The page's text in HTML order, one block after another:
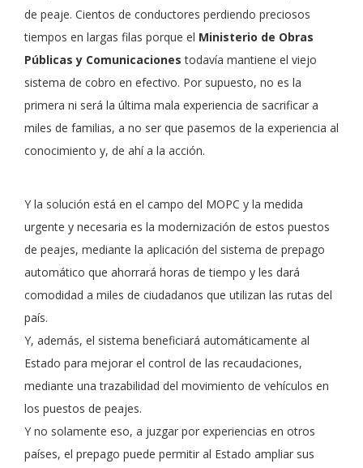
de peaje. Cientos de conductores perdiendo preciosos
tiempos en largas filas porque el Ministerio de Obras
Públicas y Comunicaciones todavía mantiene el viejo
sistema de cobro en efectivo. Por supuesto, no es la
primera ni será la última mala experiencia de sacrificar a
miles de familias, a no ser que pasemos de la experiencia al
conocimiento y, de ahí a la acción.
Y la solución está en el campo del MOPC y la medida
urgente y necesaria es la modernización de estos puestos
de peajes, mediante la aplicación del sistema de prepago
automático que ahorrará horas de tiempo y les dará
comodidad a miles de ciudadanos que utilizan las rutas del
país.
Y, además, el sistema beneficiará automáticamente al
Estado para mejorar el control de las recaudaciones,
mediante una trazabilidad del movimiento de vehículos en
los puestos de peajes.
Y no solamente eso, a juzgar por experiencias en otros
países, el prepago puede permitir al Estado ampliar sus